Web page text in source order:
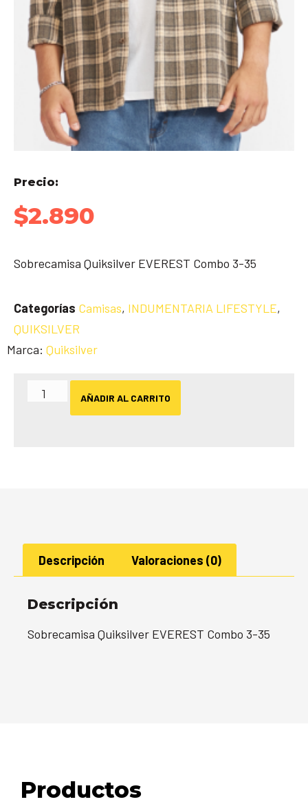
Precio:
$2.890
Sobrecamisa Quiksilver EVEREST Combo 3-35
Categorías Camisas, INDUMENTARIA LIFESTYLE,
QUIKSILVER
Marca: Quiksilver
AÑADIR AL CARRITO
Descripción Valoraciones (0)
Descripción
Sobrecamisa Quiksilver EVEREST Combo 3-35
Productos